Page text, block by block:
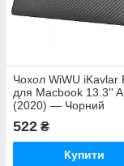
Чохол WiWU iKavlar
для Macbook 13.3''
(2020) — Чорний
522 ₴
Купити